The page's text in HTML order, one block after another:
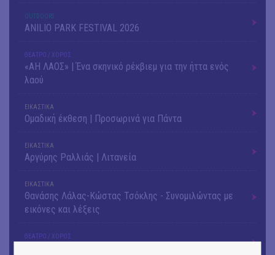
OUTDΟORS
ANILIO PARK FESTIVAL 2026
ΘΕΑΤΡΟ / ΧΟΡΟΣ
«ΑΗ ΛΑΟΣ» | Ένα σκηνικό ρέκβιεμ για την ήττα ενός
λαού
ΕΙΚΑΣΤΙΚΑ
Ομαδική έκθεση | Προσωρινά για Πάντα
ΕΙΚΑΣΤΙΚΑ
Αργύρης Ραλλιάς | Λιτανεία
ΕΙΚΑΣΤΙΚΑ
Θανάσης Λάλας-Κώστας Τσόκλης - Συνομιλώντας με
εικόνες και λέξεις
ΘΕΑΤΡΟ / ΧΟΡΟΣ